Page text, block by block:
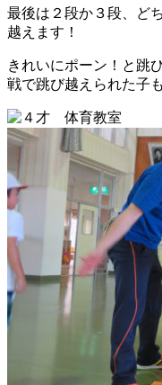
最後は２段か３段、ど
越えます！
きれいにポーン！と跳
戦で跳び越えられた子